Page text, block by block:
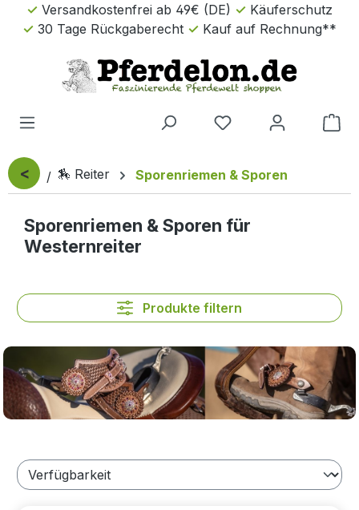
Zum Hauptinhalt springen
Versandkostenfrei ab 49€ (DE)
Käuferschutz
30 Tage Rückgaberecht
Kauf auf Rechnung**
< 🏇 Reiter Sporenriemen & Sporen
Sporenriemen & Sporen für
Westernreiter
Produkte filtern